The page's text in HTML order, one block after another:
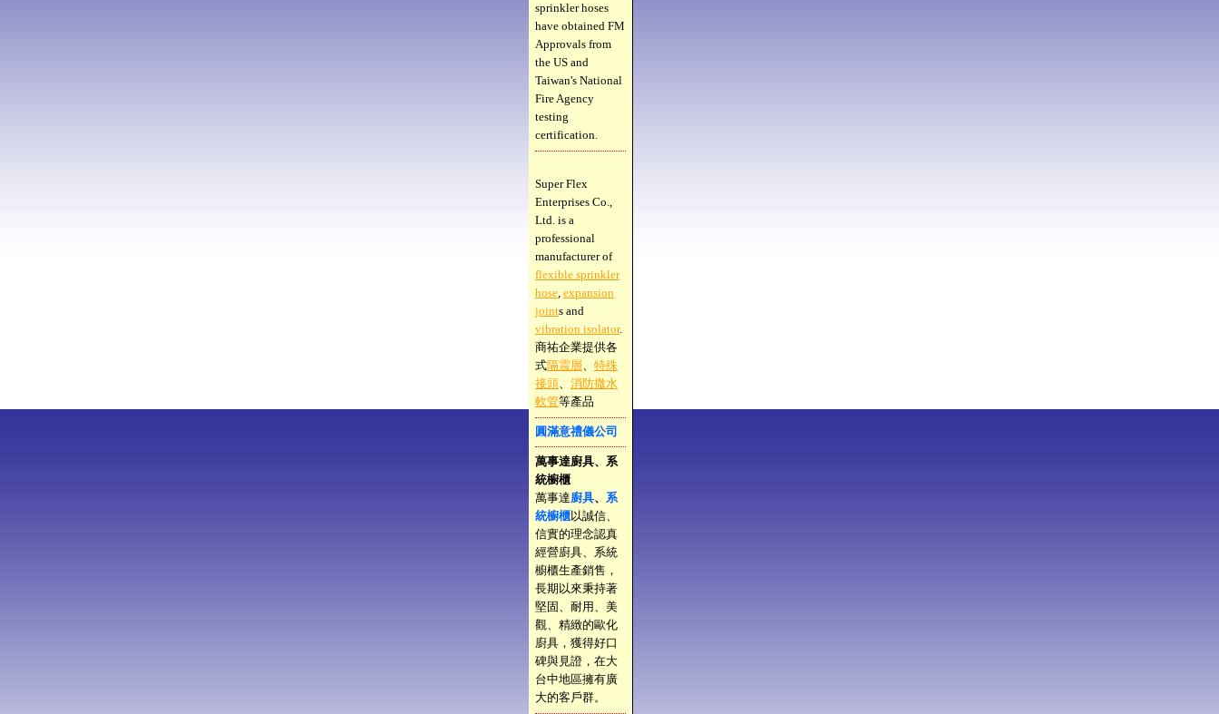
sprinkler hoses
have obtained FM
Approvals from
the US and
Taiwan's National
Fire Agency
testing
certification.
Super Flex
Enterprises Co.,
Ltd. is a
professional
manufacturer of
flexible sprinkler
hose, expansion
joints and
vibration isolator.
商祐企業提供各
式隔震層、 特殊
接頭、 消防撒水
軟管等產品
圓滿意禮儀公司
萬事達廚具、系
統櫥櫃
萬事達廚具、 系
統櫥櫃以誠信、
信實的理念認真
經營廚具、系統
櫥櫃生產銷售，
長期以來秉持著
堅固、耐用、美
觀、精緻的歐化
廚具，獲得好口
碑與見證，在大
台中地區擁有廣
大的客戶群。